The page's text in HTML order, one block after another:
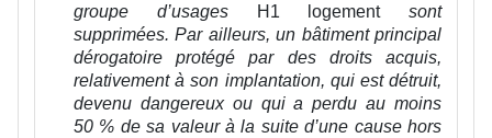
groupe d’usages
H1 logement sont
supprimées. Par ailleurs, un bâtiment principal
dérogatoire protégé par des droits acquis,
relativement à son implantation, qui est détruit,
devenu dangereux ou qui a perdu au moins
50 % de sa valeur à la suite d’une cause hors